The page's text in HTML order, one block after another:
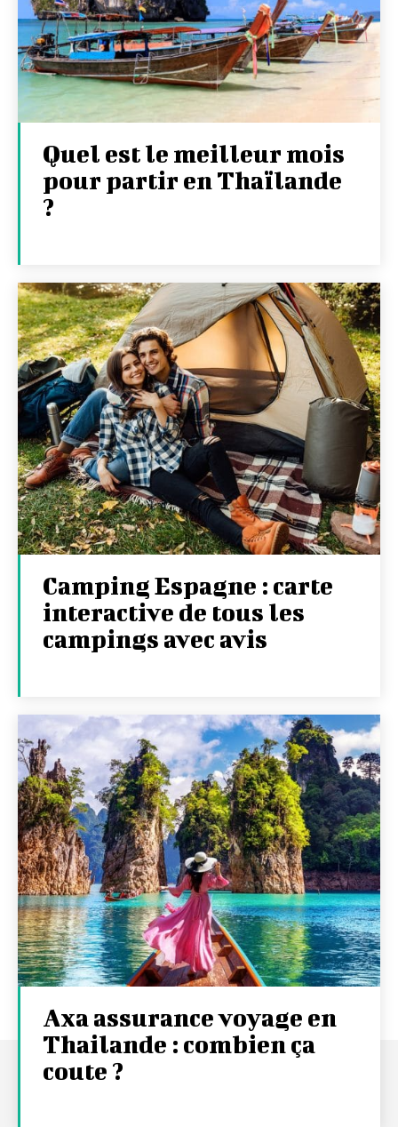
Quel est le meilleur mois
pour partir en Thaïlande
?
Camping Espagne : carte
interactive de tous les
campings avec avis
Axa assurance voyage en
Thailande : combien ça
coute ?